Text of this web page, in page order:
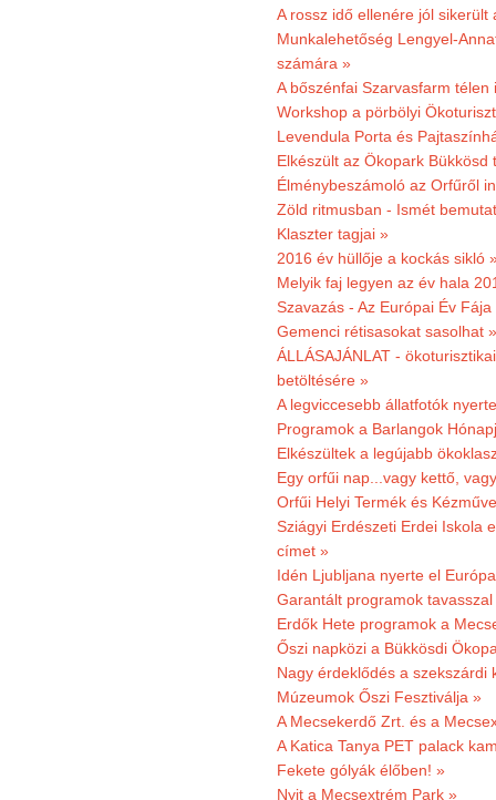
A rossz idő ellenére jól sikerült
Munkalehetőség Lengyel-
számára »
A bőszénfai Szarvasfarm
Workshop a pörbölyi
Levendula Porta és
Elkészült az Ökopark
Élménybeszámoló az Orfűről
Zöld ritmusban - Ismét
Klaszter tagjai »
2016 év hüllője a kockás sikló
Melyik faj legyen az év hala
Szavazás - Az Európai Év
Gemenci rétisasokat sasolhat »
ÁLLÁSAJÁNLAT -
betöltésére »
A legviccesebb állatfotók
Programok a Barlangok
Elkészültek a legújabb
Egy orfűi nap...vagy kettő,
Orfűi Helyi Termék és
Sziágyi Erdészeti Erdei Iskola
címet »
Idén Ljubljana nyerte el
Garantált programok tavasszal
Erdők Hete programok a
Őszi napközi a Bükkösdi
Nagy érdeklődés a szekszárdi
Múzeumok Őszi Fesztiválja »
A Mecsekerdő Zrt. és a
A Katica Tanya PET palack
Fekete gólyák élőben! »
Nyit a Mecsextrém Park »